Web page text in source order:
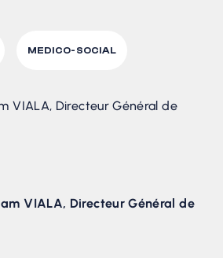
MEDICO-SOCIAL
VIALA, Directeur Général de
VIALA, Directeur Général de